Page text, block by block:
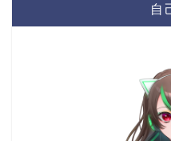
自